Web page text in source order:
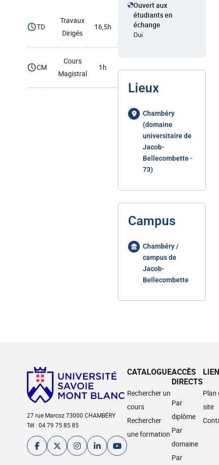
TD
Travaux
Dirigés
16,5h
CM
Cours
Magistral
1h
Ouvert aux
étudiants en
échange
Oui
Lieux
Chambéry
(domaine
universitaire de
Jacob-
Bellecombette -
73)
Campus
Chambéry /
campus de
Jacob-
Bellecombette
27 rue Marcoz 73000 CHAMBÉRY
Tél : 04 79 75 85 85
CATALOGUE
Rechercher un
cours
Rechercher
une formation
ACCÈS
DIRECTS
Par
diplôme
Par
domaine
Par
Plan
site